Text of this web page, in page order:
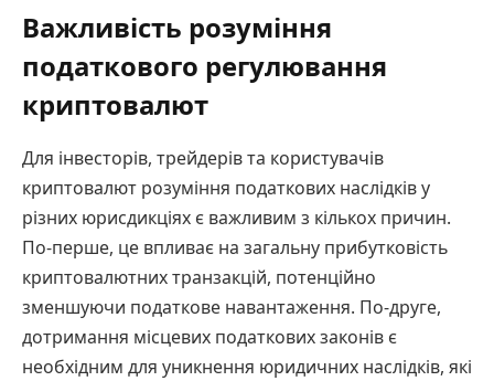
Важливість розуміння
податкового регулювання
криптовалют
Для інвесторів, трейдерів та користувачів
криптовалют розуміння податкових наслідків у
різних юрисдикціях є важливим з кількох причин.
По-перше, це впливає на загальну прибутковість
криптовалютних транзакцій, потенційно
зменшуючи податкове навантаження. По-друге,
дотримання місцевих податкових законів є
необхідним для уникнення юридичних наслідків, які